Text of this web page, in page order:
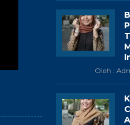
Oleh :